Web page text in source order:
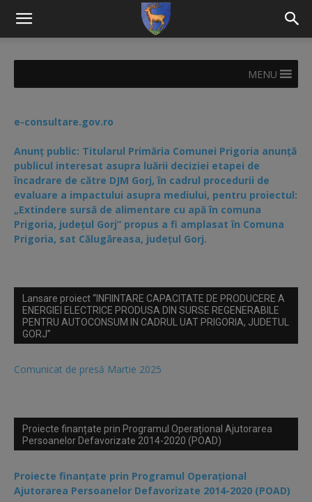
MENU
e-consultare.gov.ro
Anunț public: Titularul Primăria Comunei Prigoria anunță
publicul interesat asupra luării deciziei etapei de
încadrare de către DJM Gorj, în cadrul procedurii de
evaluare a impactului asupra mediului, pentru proiectul:
„Extindere sursă de alimentare cu apă în comuna
Prigoria, județul Gorj” propus a fi amplasat în Comuna
Prigoria, sat Călugăreasa, județul Gorj.
Lansare proiect “INFIINTARE CAPACITATE DE PRODUCERE A
ENERGIEI ELECTRICE PRODUSA DIN SURSE REGENERABILE
PENTRU AUTOCONSUM IN CADRUL UAT PRIGORIA, JUDETUL
GORJ”
Comunicat de presă Martie 2025
Proiecte finanțate prin Programul Operațional Ajutorarea
Persoanelor Defavorizate 2014-2020 (POAD)
Proiecte finanțate prin Programul Operațional
Ajutorarea Persoanelor Defavorizate 2014-2020 (POAD)